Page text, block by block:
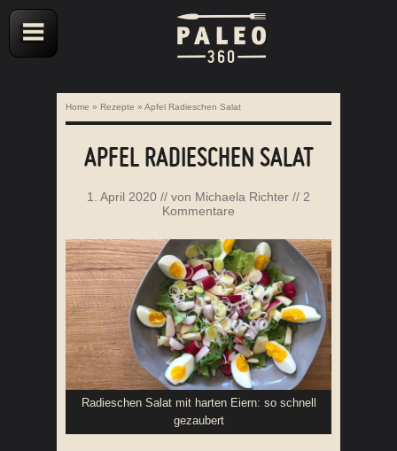
Home » Rezepte » Apfel Radieschen Salat
APFEL RADIESCHEN SALAT
1. April 2020 // von Michaela Richter // 2
Kommentare
Radieschen Salat mit harten Eiern: so schnell
gezaubert